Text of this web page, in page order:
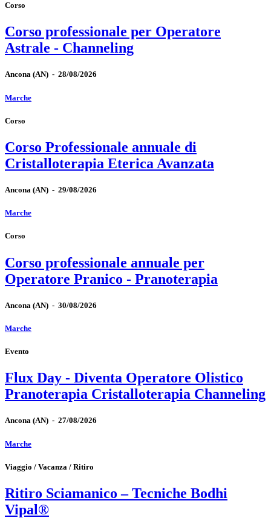
Corso
Corso professionale per Operatore
Astrale - Channeling
Ancona (AN) - 28/08/2026
Marche
Corso
Corso Professionale annuale di
Cristalloterapia Eterica Avanzata
Ancona (AN) - 29/08/2026
Marche
Corso
Corso professionale annuale per
Operatore Pranico - Pranoterapia
Ancona (AN) - 30/08/2026
Marche
Evento
Flux Day - Diventa Operatore Olistico
Pranoterapia Cristalloterapia Channeling
Ancona (AN) - 27/08/2026
Marche
Viaggio / Vacanza / Ritiro
Ritiro Sciamanico – Tecniche Bodhi
Vipal®